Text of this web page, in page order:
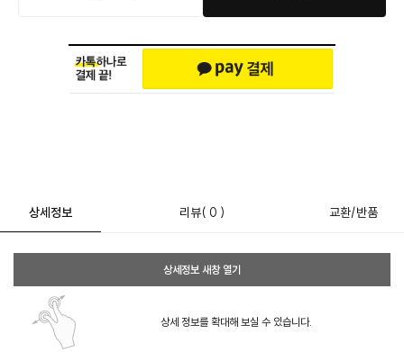
상세정보 리뷰( 0 ) 교환/반품
상세정보 새창 열기
상세 정보를 확대해 보실 수 있습니다.